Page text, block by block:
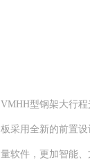
VMHH型钢架大行
板采用全新的前置
量软件，更加智能、